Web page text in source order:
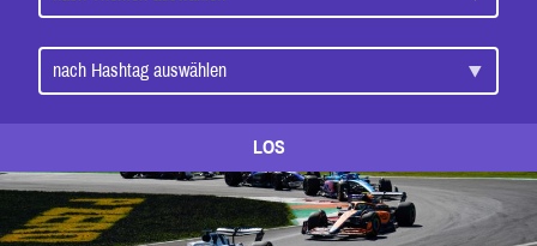
LOS